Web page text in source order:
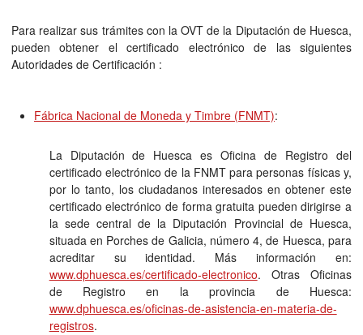
Para realizar sus trámites con la OVT de la Diputación de Huesca,
pueden obtener el certificado electrónico de las siguientes
Autoridades de Certificación :
Fábrica Nacional de Moneda y Timbre (FNMT):
La Diputación de Huesca es Oficina de Registro del
certificado electrónico de la FNMT para personas físicas y,
por lo tanto, los ciudadanos interesados en obtener este
certificado electrónico de forma gratuita pueden dirigirse a
la sede central de la Diputación Provincial de Huesca,
situada en Porches de Galicia, número 4, de Huesca, para
acreditar su identidad. Más información en:
www.dphuesca.es/certificado-electronico. Otras Oficinas
de Registro en la provincia de Huesca:
www.dphuesca.es/oficinas-de-asistencia-en-materia-de-
registros.